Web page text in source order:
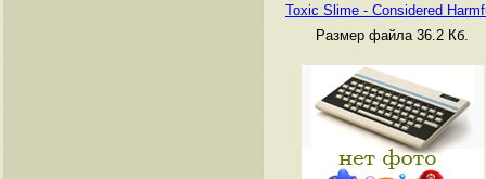
Toxic Slime - Considered
Размер файла 36.2 Кб.